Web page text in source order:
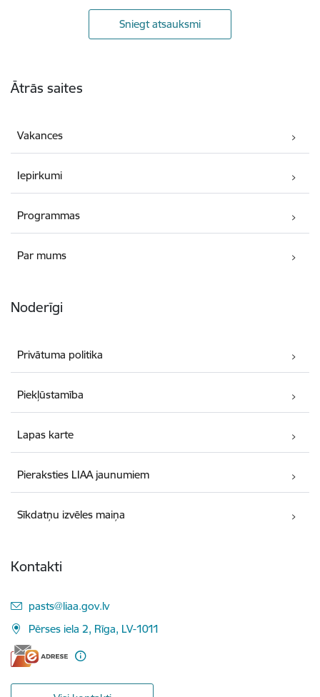
Sniegt atsauksmi
Ātrās saites
Vakances
Iepirkumi
Programmas
Par mums
Noderīgi
Privātuma politika
Piekļūstamība
Lapas karte
Pieraksties LIAA jaunumiem
Sīkdatņu izvēles maiņa
Kontakti
E-pasts:
pasts@liaa.gov.lv
Pērses iela 2, Rīga, LV-1011